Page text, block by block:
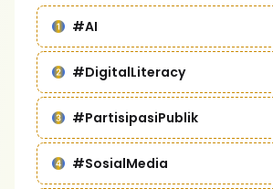
#AI
#DigitalLiteracy
#PartisipasiPublik
#SosialMedia